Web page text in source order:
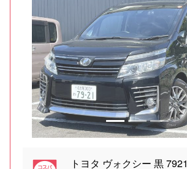
Previous
トヨタ ヴォクシー 黒 7921